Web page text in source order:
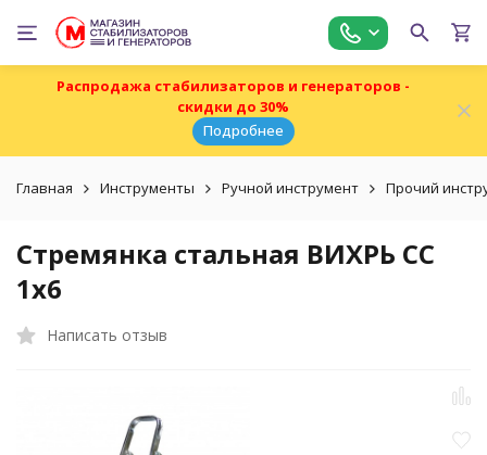
Распродажа стабилизаторов и генераторов -
скидки до 30%
Подробнее
Главная Инструменты Ручной инструмент Прочий
Стремянка стальная ВИХРЬ СС
1х6
Написать отзыв